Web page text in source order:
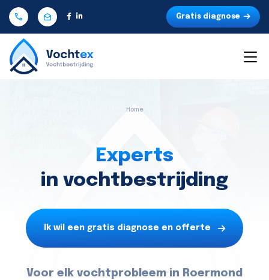
Gratis diagnose
Home
Experts
in vochtbestrijding
Ik wil een gratis diagnose en offerte
Voor elk vochtprobleem in Roermond